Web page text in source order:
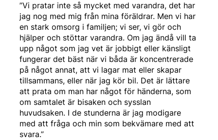
”Vi pratar inte så mycket med varandra, det har
jag nog med mig från mina föräldrar. Men vi har
en stark omsorg i familjen; vi ser, vi gör och
hjälper och stöttar varandra. Om jag ändå vill ta
upp något som jag vet är jobbigt eller känsligt
fungerar det bäst när vi båda är koncentrerade
på något annat, att vi lagar mat eller skapar
tillsammans, eller när jag kör bil. Det är lättare
att prata om man har något för händerna, som
om samtalet är bisaken och sysslan
huvudsaken. I de stunderna är jag modigare
med att fråga och min som bekvämare med att
svara.”